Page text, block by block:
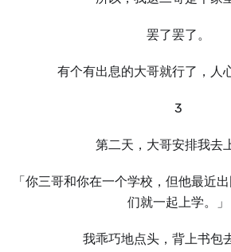
罢了罢了。
有个有出息的大哥就行了，人
3
第二天，大哥安排我去
「你三哥和你在一个学校，但他最近
们就一起上学。」
我乖巧地点头，背上书包